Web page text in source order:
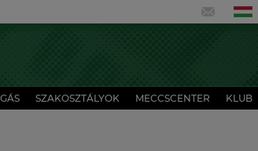
SZAKOSZTÁLYOK MECCSCENTER KLUB